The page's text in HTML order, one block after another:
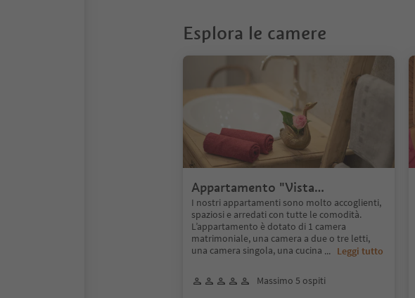
Esplora le camere
Appartamento "Vista
meravigliosa" 4 persone
I nostri appartamenti sono molto accoglienti,
spaziosi e arredati con tutte le comodità.
L’appartamento è dotato di 1 camera
matrimoniale, una camera a due o tre letti,
una camera singola, una cucina ... Leggi tutto
Massimo 5 ospiti